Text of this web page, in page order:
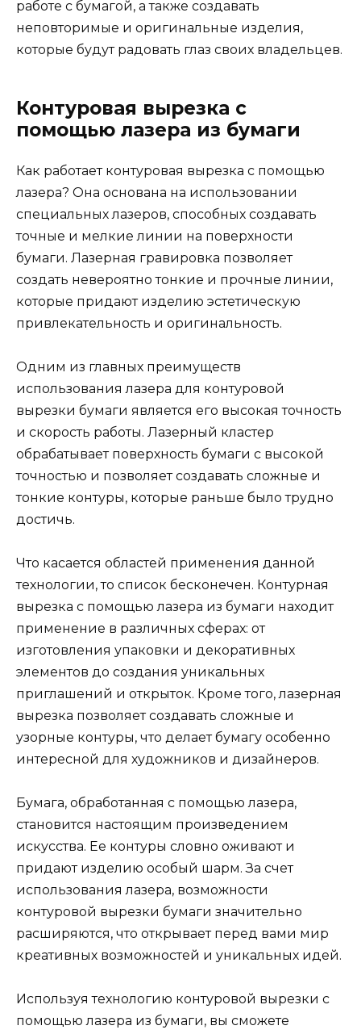
работе с бумагой, а также создавать
неповторимые и оригинальные изделия,
которые будут радовать глаз своих владельцев.
Контуровая вырезка с
помощью лазера из бумаги
Как работает контуровая вырезка с помощью
лазера? Она основана на использовании
специальных лазеров, способных создавать
точные и мелкие линии на поверхности
бумаги. Лазерная гравировка позволяет
создать невероятно тонкие и прочные линии,
которые придают изделию эстетическую
привлекательность и оригинальность.
Одним из главных преимуществ
использования лазера для контуровой
вырезки бумаги является его высокая точность
и скорость работы. Лазерный кластер
обрабатывает поверхность бумаги с высокой
точностью и позволяет создавать сложные и
тонкие контуры, которые раньше было трудно
достичь.
Что касается областей применения данной
технологии, то список бесконечен. Контурная
вырезка с помощью лазера из бумаги находит
применение в различных сферах: от
изготовления упаковки и декоративных
элементов до создания уникальных
приглашений и открыток. Кроме того, лазерная
вырезка позволяет создавать сложные и
узорные контуры, что делает бумагу особенно
интересной для художников и дизайнеров.
Бумага, обработанная с помощью лазера,
становится настоящим произведением
искусства. Ее контуры словно оживают и
придают изделию особый шарм. За счет
использования лазера, возможности
контуровой вырезки бумаги значительно
расширяются, что открывает перед вами мир
креативных возможностей и уникальных идей.
Используя технологию контуровой вырезки с
помощью лазера из бумаги, вы сможете